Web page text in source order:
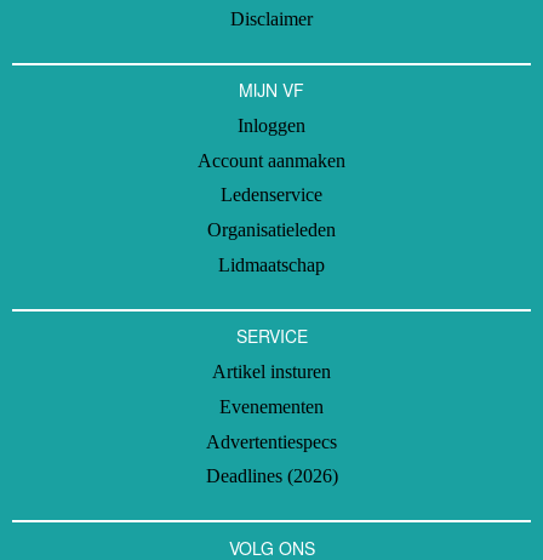
Disclaimer
MIJN VF
Inloggen
Account aanmaken
Ledenservice
Organisatieleden
Lidmaatschap
SERVICE
Artikel insturen
Evenementen
Advertentiespecs
Deadlines (2026)
VOLG ONS